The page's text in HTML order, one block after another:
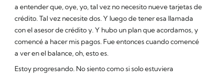
a entender que, oye, yo, tal vez no necesito nueve tarjetas de
crédito. Tal vez necesite dos. Y luego de tener esa llamada
con el asesor de crédito y. Y hubo un plan que acordamos, y
comencé a hacer mis pagos. Fue entonces cuando comencé
a ver en el balance, oh, esto es.
Estoy progresando. No siento como si solo estuviera